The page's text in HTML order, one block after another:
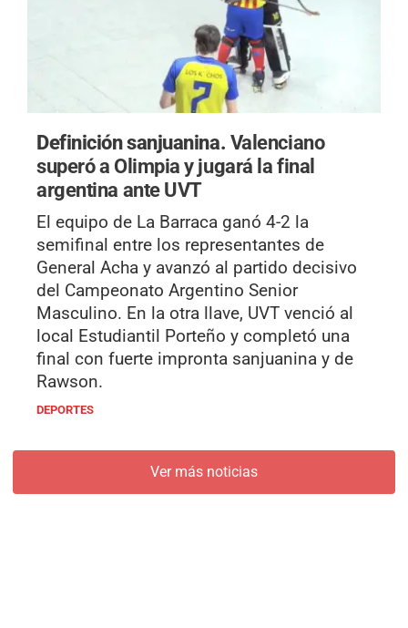
Definición sanjuanina. Valenciano
superó a Olimpia y jugará la final
argentina ante UVT
El equipo de La Barraca ganó 4-2 la
semifinal entre los representantes de
General Acha y avanzó al partido decisivo
del Campeonato Argentino Senior
Masculino. En la otra llave, UVT venció al
local Estudiantil Porteño y completó una
final con fuerte impronta sanjuanina y de
Rawson.
DEPORTES
Ver más noticias